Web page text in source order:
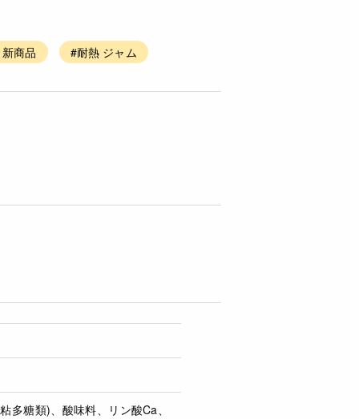
商品 #耐熱 ジャム
糖類)、酸味料、リン酸Ca、